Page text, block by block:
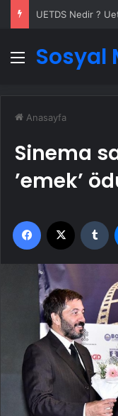
Menü
Sosyal
Anasayfa
Sinema
’emek’
Facebook